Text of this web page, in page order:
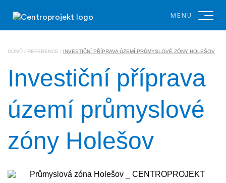
MENU
DOMŮ / REFERENCE / INVESTIČNÍ PŘÍPRAVA ÚZEMÍ PRŮMYSLOVÉ ZÓNY HOLEŠOV
Investiční příprava
území průmyslové
zóny Holešov